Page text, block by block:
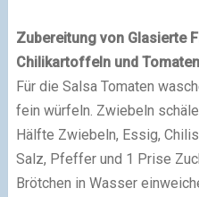
Zubereitung von Glasierte
Chilikartoffeln und
Für die Salsa Tomaten
fein würfeln. Zwiebeln
Hälfte Zwiebeln, Essig,
Salz, Pfeffer und 1 Prise
Brötchen in Wasser